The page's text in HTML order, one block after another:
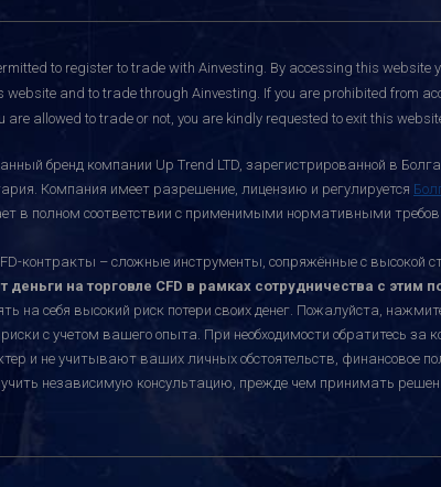
to register to trade with Ainvesting. By accessing this website
website and to trade through Ainvesting. If you are prohibited from
are allowed to trade or not, you are kindly requested to exit this
бренд компании Up Trend LTD, зарегистрированной в
Компания имеет разрешение, лицензию и регулируется
в полном соответствии с применимыми нормативными
– сложные инструменты, сопряжённые с высокой
на торговле CFD в рамках сотрудничества с этим
на себя высокий риск потери своих денег. Пожалуйста,
с учетом вашего опыта. При необходимости обратитесь
и не учитывают ваших личных обстоятельств, финансовое
независимую консультацию, прежде чем принимать